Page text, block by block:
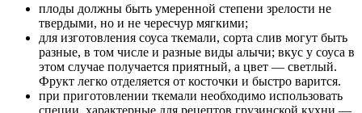
плоды должны быть умеренной степени зрелости не
твердыми, но и не чересчур мягкими;
для изготовления соуса ткемали, сорта слив могут быть
разные, в том числе и разные виды алычи; вкус у соуса в
этом случае получается приятный, а цвет — светлый.
Фрукт легко отделяется от косточки и быстро варится.
при приготовлении ткемали необходимо использовать
специи, характерные для рецептов грузинской кухни —